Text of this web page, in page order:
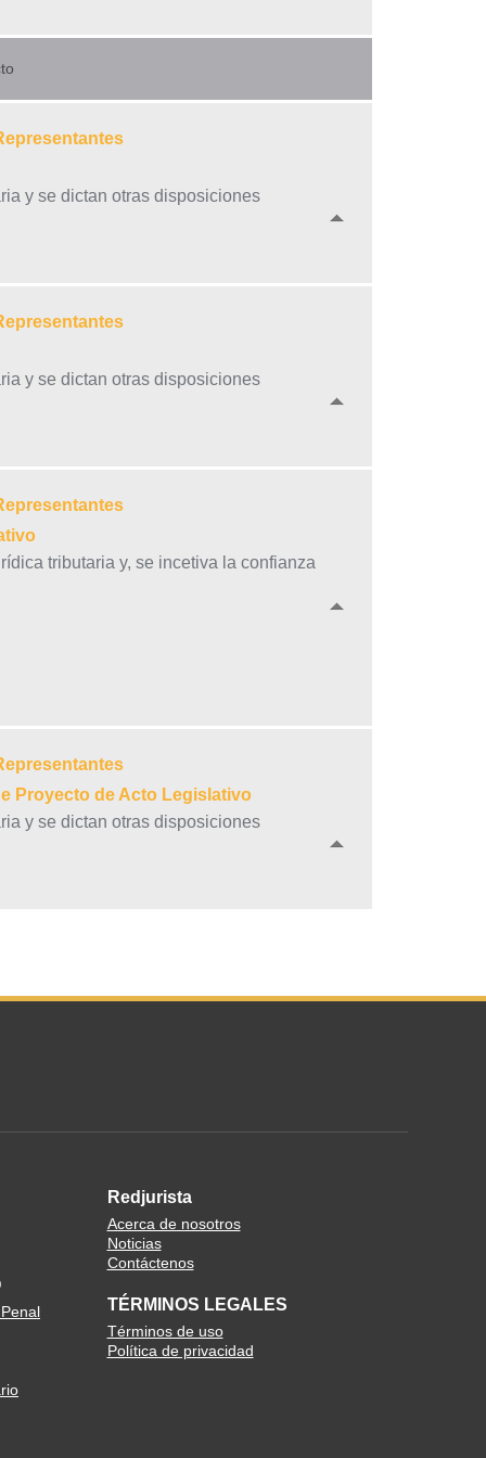
y se dictan otras disposiciones
y se dictan otras disposiciones
tributaria y, se incetiva la confianza
Proyecto de Acto Legislativo
y se dictan otras disposiciones
Redjurista
Acerca de nosotros
Noticias
Contáctenos
TÉRMINOS LEGALES
Términos de uso
Política de privacidad